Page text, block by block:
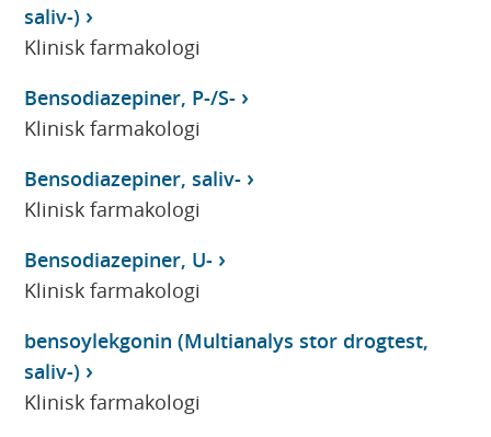
saliv-)
Klinisk farmakologi
Bensodiazepiner, P-/S-
Klinisk farmakologi
Bensodiazepiner, saliv-
Klinisk farmakologi
Bensodiazepiner, U-
Klinisk farmakologi
bensoylekgonin (Multianalys stor drogtest,
saliv-)
Klinisk farmakologi